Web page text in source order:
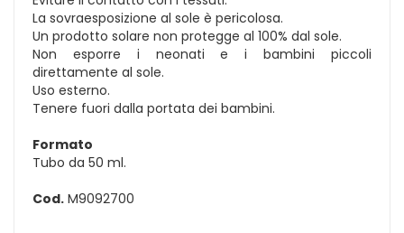
La sovraesposizione al sole è pericolosa.
Un prodotto solare non protegge al 100% dal sole.
Non esporre i neonati e i bambini piccoli
direttamente al sole.
Uso esterno.
Tenere fuori dalla portata dei bambini.
Formato
Tubo da 50 ml.
Cod. M9092700